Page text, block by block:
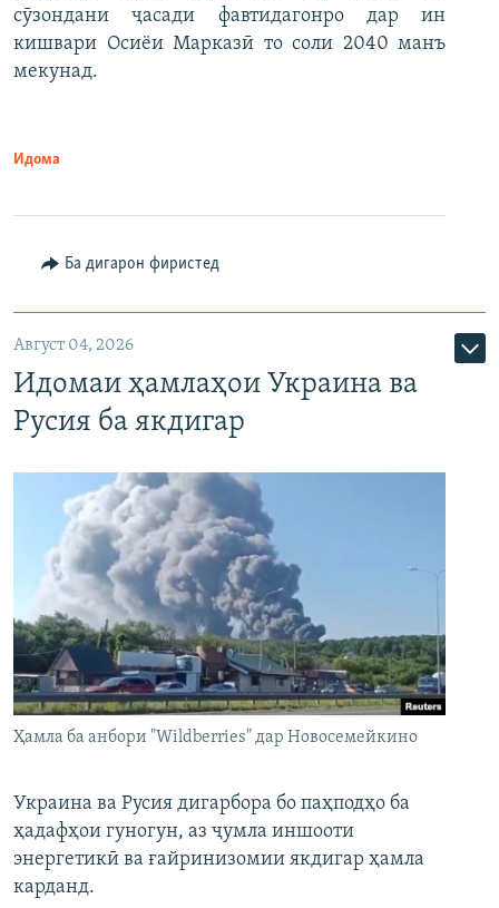
сӯзондани ҷасади фавтидагонро дар ин
кишвари Осиёи Марказӣ то соли 2040 манъ
мекунад.
Идома
Ба дигарон фиристед
Август 04, 2026
Идомаи ҳамлаҳои Украина ва
Русия ба якдигар
Ҳамла ба анбори "Wildberries" дар Новосемейкино
Украина ва Русия дигарбора бо паҳподҳо ба
ҳадафҳои гуногун, аз ҷумла иншооти
энергетикӣ ва ғайринизомии якдигар ҳамла
карданд.